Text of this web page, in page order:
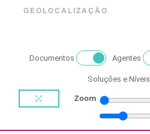
GEOLOCALIZAÇÃO
Documentos Agentes
Soluções e Níveis
Zoom